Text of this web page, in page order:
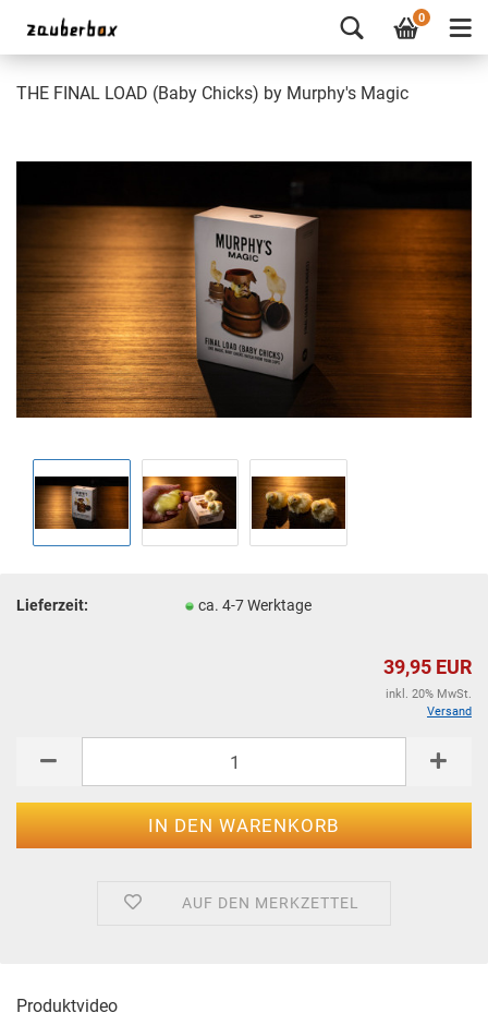
0
THE FINAL LOAD (Baby Chicks) by Murphy's Magic
Lieferzeit: ca. 4-7 Werktage
39,95 EUR
inkl. 20% MwSt.
Versand
AUF DEN MERKZETTEL
Produktvideo